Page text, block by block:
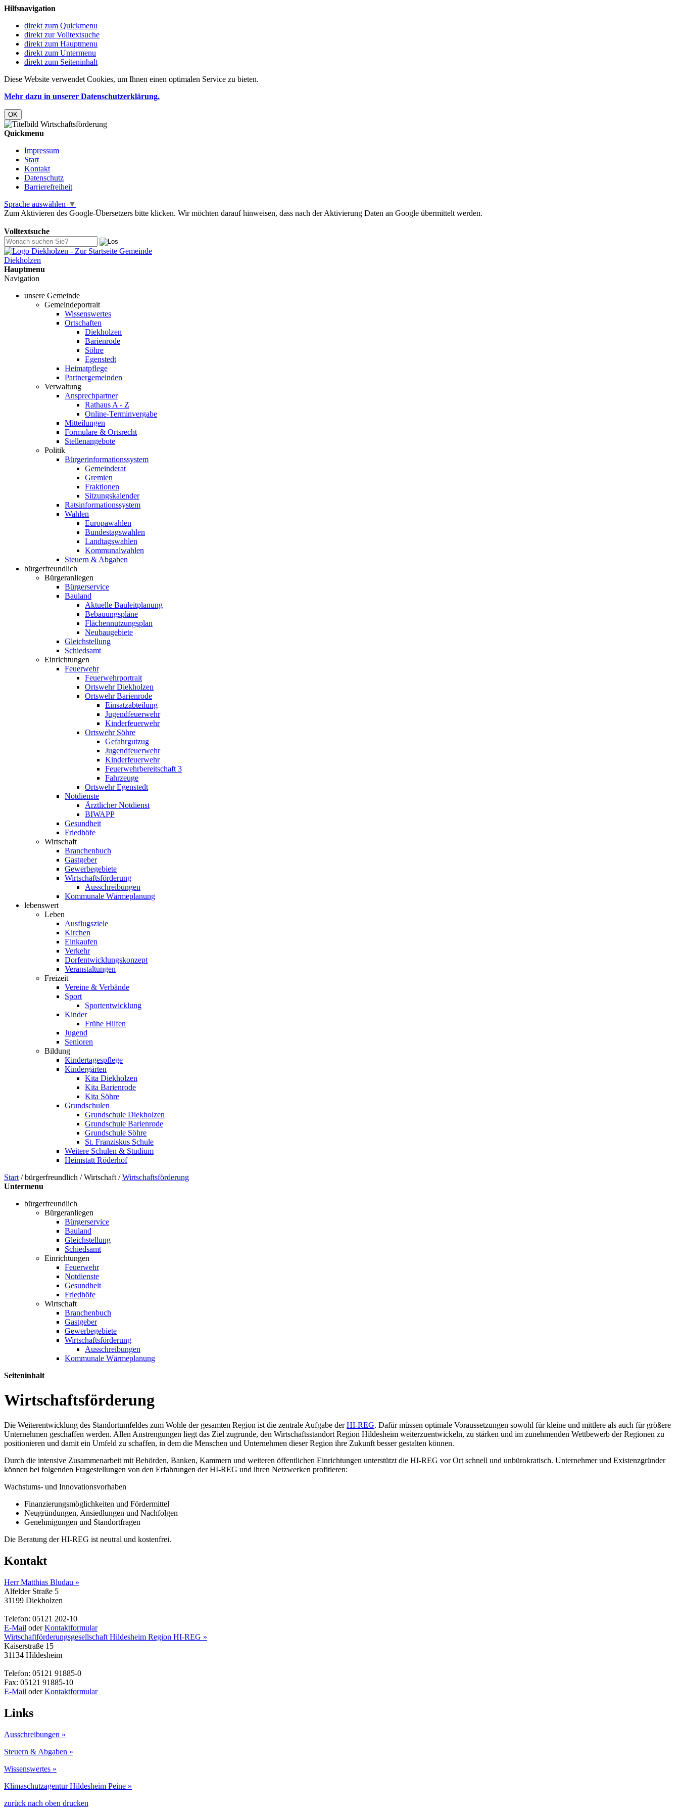
Hilfsnavigation
direkt zum Quickmenu
direkt zur Volltextsuche
direkt zum Hauptmenu
direkt zum Untermenu
direkt zum Seiteninhalt
Diese Website verwendet Cookies, um Ihnen einen optimalen Service zu bieten.
Mehr dazu in unserer Datenschutzerklärung.
OK
Quickmenu
Impressum
Start
Kontakt
Datenschutz
Barrierefreiheit
Sprache auswählen ▼
Zum Aktivieren des Google-Übersetzers bitte klicken. Wir möchten darauf hinweisen, dass nach der Aktivierung Daten an Google übermittelt werden.
Volltextsuche
Gemeinde
Diekholzen
Hauptmenu
Navigation
unsere Gemeinde
Gemeindeportrait
Wissenswertes
Ortschaften
Diekholzen
Barienrode
Söhre
Egenstedt
Heimatpflege
Partnergemeinden
Verwaltung
Ansprechpartner
Rathaus A - Z
Online-Terminvergabe
Mitteilungen
Formulare & Ortsrecht
Stellenangebote
Politik
Bürgerinformationssystem
Gemeinderat
Gremien
Fraktionen
Sitzungskalender
Ratsinformationssystem
Wahlen
Europawahlen
Bundestagswahlen
Landtagswahlen
Kommunalwahlen
Steuern & Abgaben
bürgerfreundlich
Bürgeranliegen
Bürgerservice
Bauland
Aktuelle Bauleitplanung
Bebauungspläne
Flächennutzungsplan
Neubaugebiete
Gleichstellung
Schiedsamt
Einrichtungen
Feuerwehr
Feuerwehrportrait
Ortswehr Diekholzen
Ortswehr Barienrode
Einsatzabteilung
Jugendfeuerwehr
Kinderfeuerwehr
Ortswehr Söhre
Gefahrgutzug
Jugendfeuerwehr
Kinderfeuerwehr
Feuerwehrbereitschaft 3
Fahrzeuge
Ortswehr Egenstedt
Notdienste
Ärztlicher Notdienst
BIWAPP
Gesundheit
Friedhöfe
Wirtschaft
Branchenbuch
Gastgeber
Gewerbegebiete
Wirtschaftsförderung
Ausschreibungen
Kommunale Wärmeplanung
lebenswert
Leben
Ausflugsziele
Kirchen
Einkaufen
Verkehr
Dorfentwicklungskonzept
Veranstaltungen
Freizeit
Vereine & Verbände
Sport
Sportentwicklung
Kinder
Frühe Hilfen
Jugend
Senioren
Bildung
Kindertagespflege
Kindergärten
Kita Diekholzen
Kita Barienrode
Kita Söhre
Grundschulen
Grundschule Diekholzen
Grundschule Barienrode
Grundschule Söhre
St. Franziskus Schule
Weitere Schulen & Studium
Heimstatt Röderhof
Start /bürgerfreundlich /Wirtschaft /Wirtschaftsförderung
Untermenu
bürgerfreundlich
Bürgeranliegen
Bürgerservice
Bauland
Gleichstellung
Schiedsamt
Einrichtungen
Feuerwehr
Notdienste
Gesundheit
Friedhöfe
Wirtschaft
Branchenbuch
Gastgeber
Gewerbegebiete
Wirtschaftsförderung
Ausschreibungen
Kommunale Wärmeplanung
Seiteninhalt
Wirtschaftsförderung
Die Weiterentwicklung des Standortumfeldes zum Wohle der gesamten Region ist die zentrale Aufgabe derHI-REG. Dafür müssen optimale Voraussetzungen sowohl für kleine und mittlere als auch für größere
Unternehmen geschaffen werden. Allen Anstrengungen liegt das Ziel zugrunde, den Wirtschaftsstandort Region Hildesheim weiterzuentwickeln, zu stärken und im zunehmenden Wettbewerb der Regionen zu
positionieren und damit ein Umfeld zu schaffen, in dem die Menschen und Unternehmen dieser Region ihre Zukunft besser gestalten können.
Durch die intensive Zusammenarbeit mit Behörden, Banken, Kammern und weiteren öffentlichen Einrichtungen unterstützt die HI-REG vor Ort schnell und unbürokratisch. Unternehmer und Existenzgründer
können bei folgenden Fragestellungen von den Erfahrungen der HI-REG und ihren Netzwerken profitieren:
Wachstums- und Innovationsvorhaben
Finanzierungsmöglichkeiten und Fördermittel
Neugründungen, Ansiedlungen und Nachfolgen
Genehmigungen und Standortfragen
Die Beratung der HI-REG ist neutral und kostenfrei.
Kontakt
Herr Matthias Bludau »
Alfelder Straße 5
31199 Diekholzen
Telefon: 05121 202-10
E-Mail oderKontaktformular
Wirtschaftförderungsgesellschaft Hildesheim Region HI-REG »
Kaiserstraße 15
31134 Hildesheim
Telefon: 05121 91885-0
Fax: 05121 91885-10
E-Mail oderKontaktformular
Links
Ausschreibungen »
Steuern & Abgaben »
Wissenswertes »
Klimaschutzagentur Hildesheim Peine »
zurück nach oben drucken